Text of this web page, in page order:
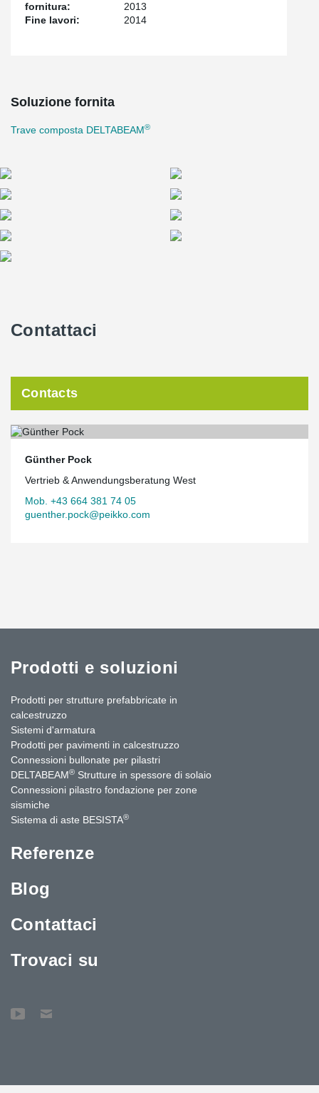
fornitura:
2013
Fine lavori:
2014
Soluzione fornita
Trave composta DELTABEAM®
Contattaci
Contacts
Günther Pock
Vertrieb & Anwendungsberatung West
Mob. +43 664 381 74 05
guenther.pock@peikko.com
Prodotti e soluzioni
Prodotti per strutture prefabbricate in
calcestruzzo
Sistemi d'armatura
Prodotti per pavimenti in calcestruzzo
Connessioni bullonate per pilastri
DELTABEAM® Strutture in spessore di solaio
Connessioni pilastro fondazione per zone
sismiche
Sistema di aste BESISTA®
Referenze
Blog
Contattaci
Trovaci su